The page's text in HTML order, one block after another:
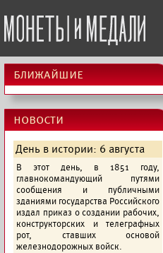
ближайшие
новости
День в истории: 6 августа
В этот день, в 1851 году,
главнокомандующий путями
сообщения и публичными
зданиями государства Российского
издал приказ о создании рабочих,
конструкторских и телеграфных
рот, ставших основой
железнодорожных войск.